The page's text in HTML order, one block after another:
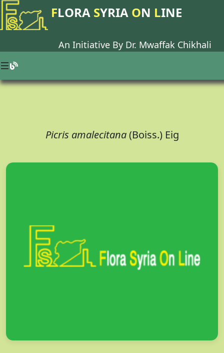
FLORA SYRIA ON LINE
An Initiative By Dr. Mwaffak Chikhali
Picris amalecitana(Boiss.) Eig